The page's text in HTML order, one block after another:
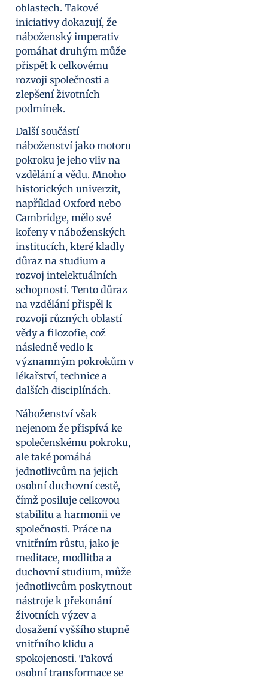
oblastech. Takové
iniciativy dokazují, že
náboženský imperativ
pomáhat druhým může
přispět k celkovému
rozvoji společnosti a
zlepšení životních
podmínek.
Další součástí
náboženství jako motoru
pokroku je jeho vliv na
vzdělání a vědu. Mnoho
historických univerzit,
například Oxford nebo
Cambridge, mělo své
kořeny v náboženských
institucích, které kladly
důraz na studium a
rozvoj intelektuálních
schopností. Tento důraz
na vzdělání přispěl k
rozvoji různých oblastí
vědy a filozofie, což
následně vedlo k
významným pokrokům v
lékařství, technice a
dalších disciplínách.
Náboženství však
nejenom že přispívá ke
společenskému pokroku,
ale také pomáhá
jednotlivcům na jejich
osobní duchovní cestě,
čímž posiluje celkovou
stabilitu a harmonii ve
společnosti. Práce na
vnitřním růstu, jako je
meditace, modlitba a
duchovní studium, může
jednotlivcům poskytnout
nástroje k překonání
životních výzev a
dosažení vyššího stupně
vnitřního klidu a
spokojenosti. Taková
osobní transformace se